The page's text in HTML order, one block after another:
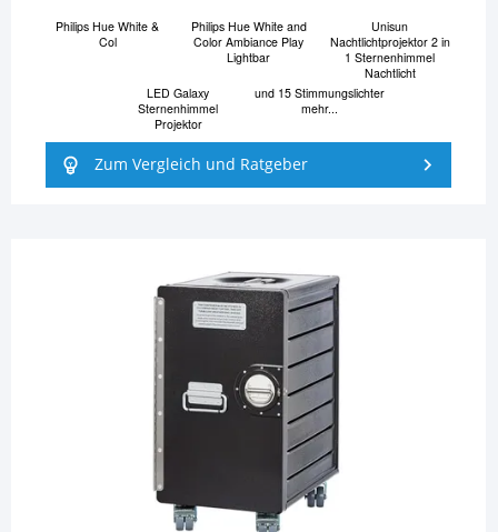
Philips Hue White &
Col
Philips Hue White and
Color Ambiance Play
Lightbar
Unisun
Nachtlichtprojektor 2 in
1 Sternenhimmel
Nachtlicht
LED Galaxy
Sternenhimmel
Projektor
und 15 Stimmungslichter
mehr...
Zum Vergleich und Ratgeber